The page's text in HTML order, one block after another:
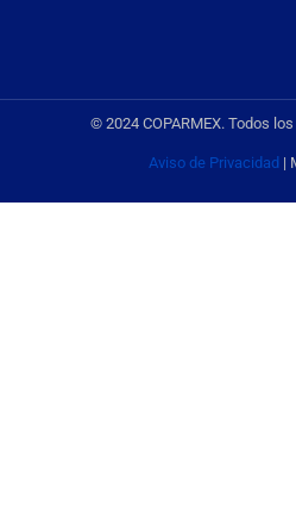
© 2024 COPARMEX. Todos
Aviso de Privacidad |